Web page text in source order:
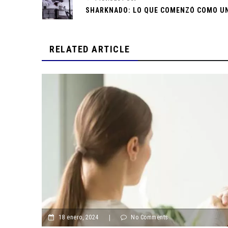
Atrévete a un Futuro Académico Brillante: Examen
¡BBVA IMPONE NUEVAS TARIFAS! COMIENZAN A
PROPIOS CLIENTES POR RETIROS EN CAJEROS
Tenemos el Test perfecto para que descubras que
deberías estudiar
DISPUTA DE PATENTES AMENAZA A APPLE: PROHÍBEN
MODELOS DE APPLE WATCH EN EE. UU.
¿Aún estas decidiendo que estudiar? Realiza el
para ver cuál es tu licenciatura ideal
Expertos Proponen Soluciones para Garantizar el
en México
RELATED ARTICLE
18 enero, 2024 No Comments